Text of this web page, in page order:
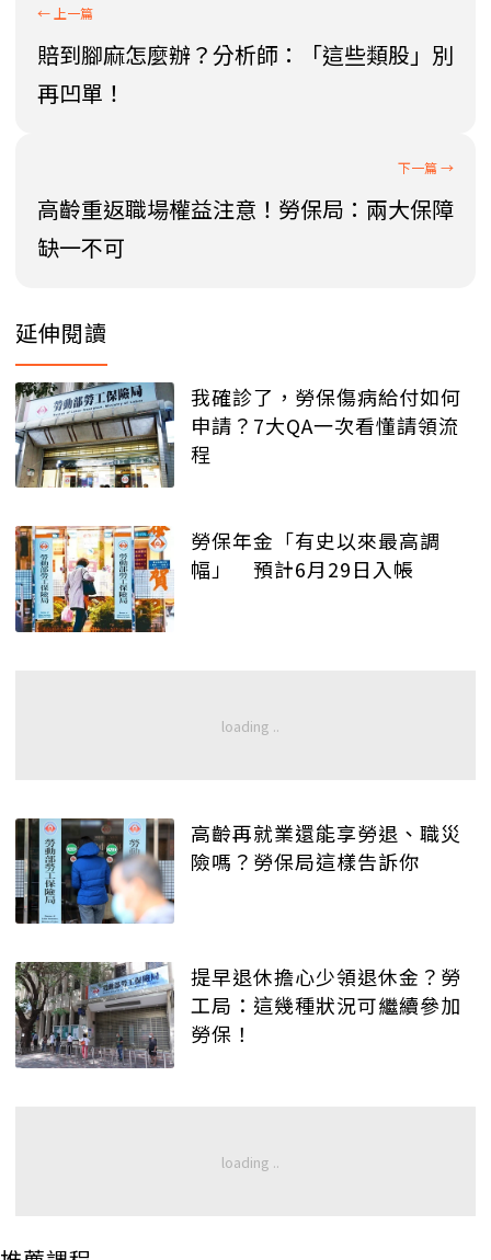
賠到腳麻怎麼辦？分析師：「這些類股」別
再凹單！
高齡重返職場權益注意！勞保局：兩大保障
缺一不可
延伸閱讀
我確診了，勞保傷病給付如何
申請？7大QA一次看懂請領流
程
勞保年金「有史以來最高調
幅」 預計6月29日入帳
高齡再就業還能享勞退、職災
險嗎？勞保局這樣告訴你
提早退休擔心少領退休金？勞
工局：這幾種狀況可繼續參加
勞保！